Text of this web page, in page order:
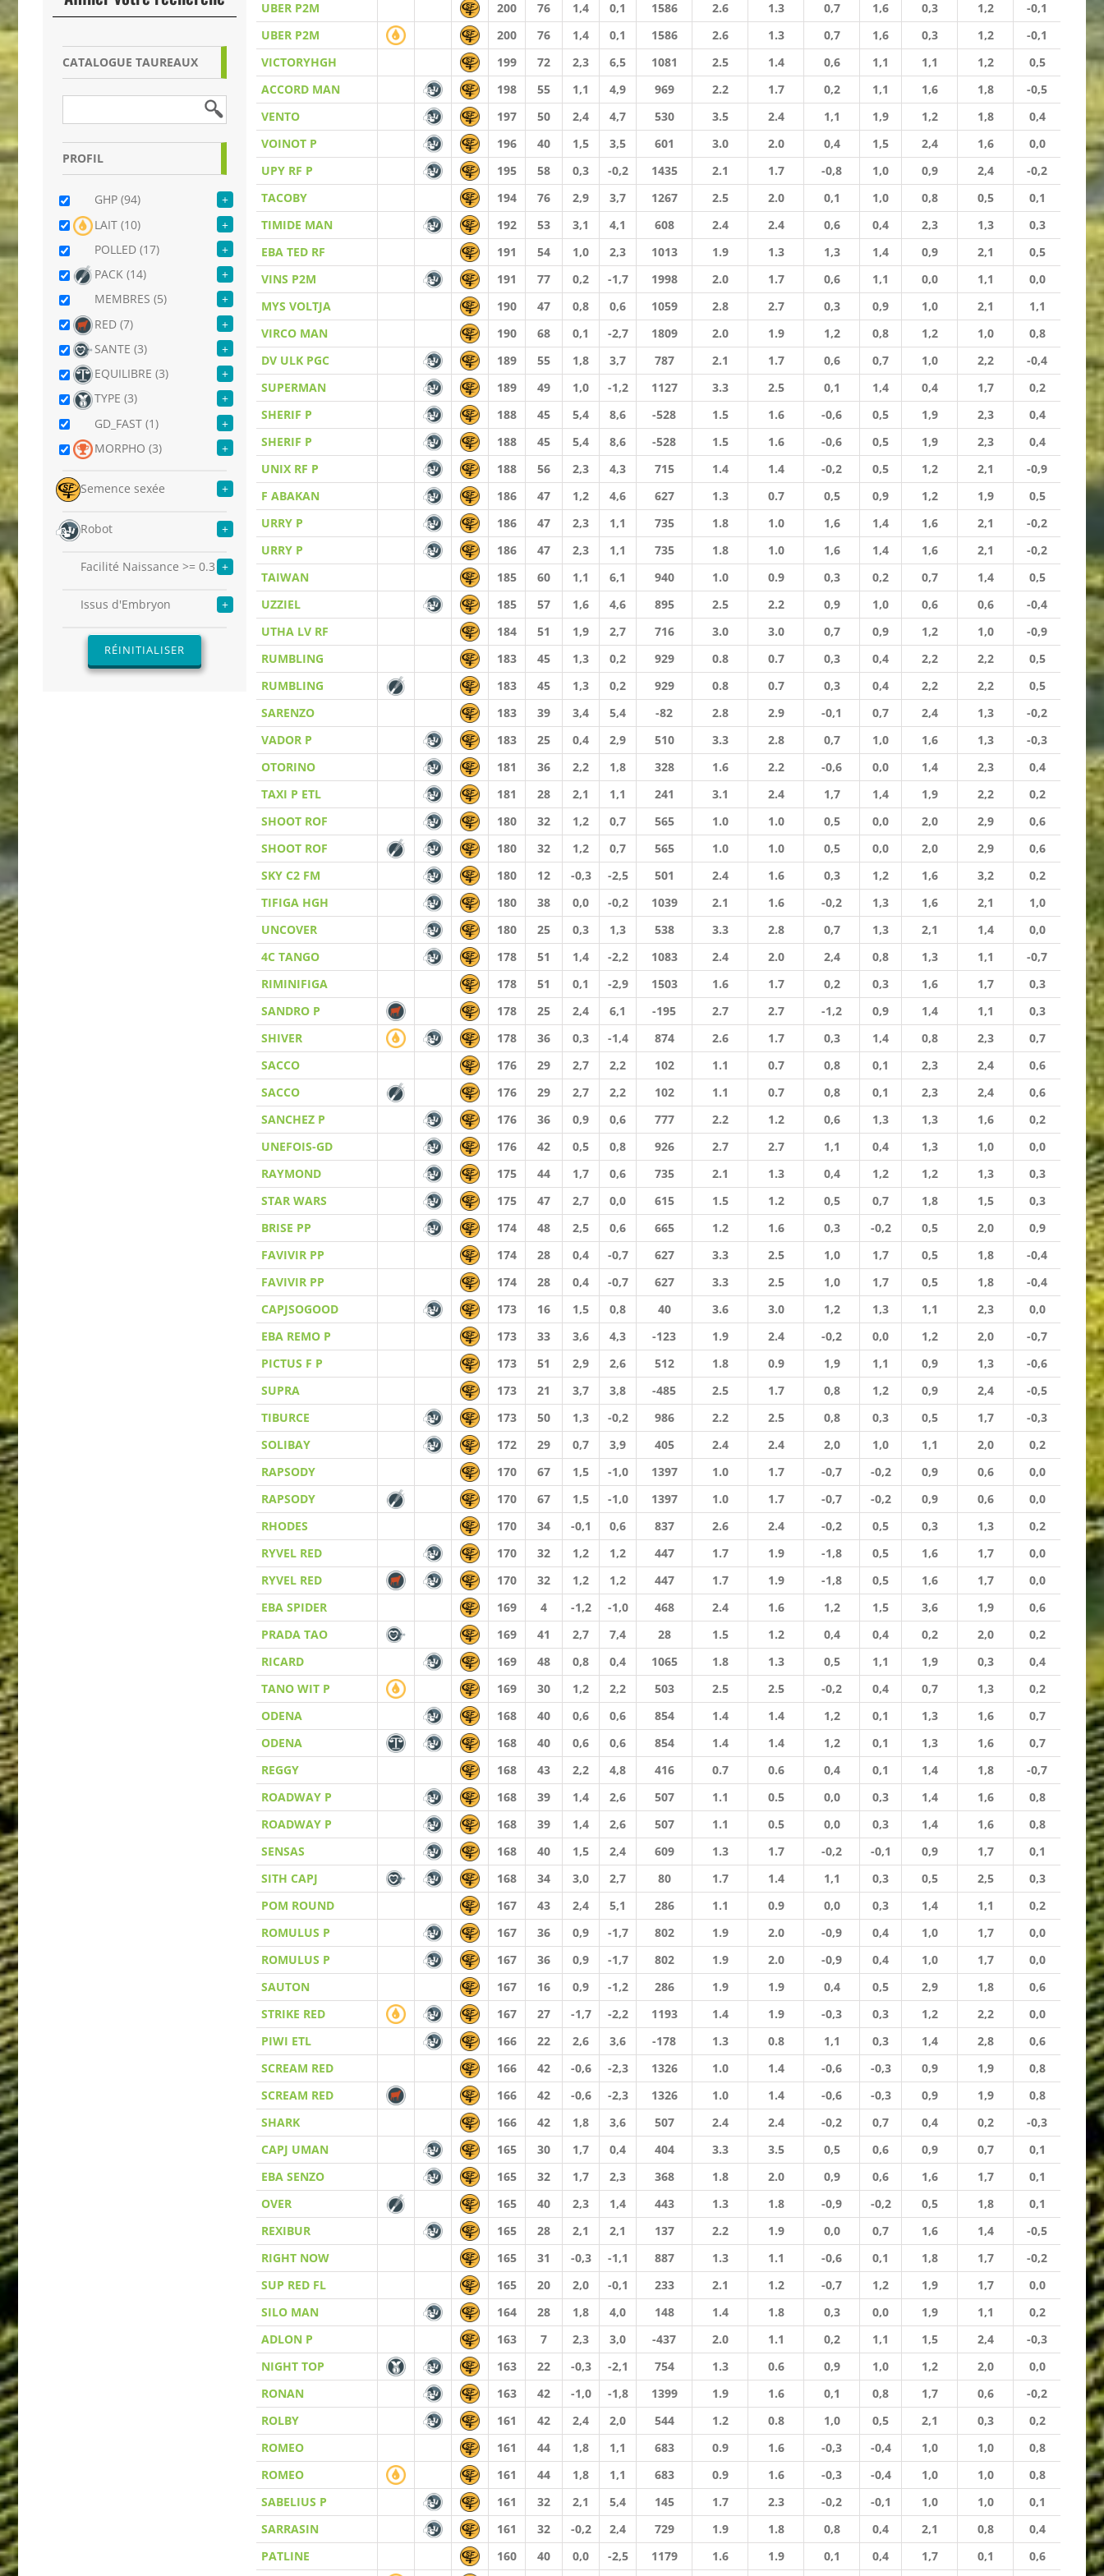
CATALOGUE TAUREAUX
PROFIL
GHP (94)
+
LAIT (10)
+
POLLED (17)
+
PACK (14)
+
MEMBRES (5)
+
RED (7)
+
SANTE (3)
+
EQUILIBRE (3)
+
TYPE (3)
+
GD_FAST (1)
+
MORPHO (3)
+
Semence sexée +
Robot +
Facilité Naissance >= 0.3 +
Issus d'Embryon +
RÉINITIALISER
UBER P2M
200 76 1,4 0,1 1586 2.6 1.3 0,7 1,6 0,3 1,2
-0,1
UBER P2M
200 76 1,4 0,1 1586 2.6 1.3 0,7 1,6 0,3 1,2
-0,1
VICTORYHGH
199 72 2,3 6,5 1081 2.5 1.4 0,6 1,1 1,1 1,2
0,5
ACCORD MAN
198 55 1,1 4,9 969 2.2 1.7 0,2 1,1 1,6 1,8
-0,5
VENTO
197 50 2,4 4,7 530 3.5 2.4 1,1 1,9 1,2 1,8
0,4
VOINOT P
196 40 1,5 3,5 601 3.0 2.0 0,4 1,5 2,4 1,6
0,0
UPY RF P
195 58 0,3 -0,2 1435 2.1 1.7 -0,8 1,0 0,9 2,4
-0,2
TACOBY
194 76 2,9 3,7 1267 2.5 2.0 0,1 1,0 0,8 0,5
0,1
TIMIDE MAN
192 53 3,1 4,1 608 2.4 2.4 0,6 0,4 2,3 1,3
0,3
EBA TED RF
191 54 1,0 2,3 1013 1.9 1.3 1,3 1,4 0,9 2,1
0,5
VINS P2M
191 77 0,2 -1,7 1998 2.0 1.7 0,6 1,1 0,0 1,1
0,0
MYS VOLTJA
190 47 0,8 0,6 1059 2.8 2.7 0,3 0,9 1,0 2,1
1,1
VIRCO MAN
190 68 0,1 -2,7 1809 2.0 1.9 1,2 0,8 1,2 1,0
0,8
DV ULK PGC
189 55 1,8 3,7 787 2.1 1.7 0,6 0,7 1,0 2,2
-0,4
SUPERMAN
189 49 1,0 -1,2 1127 3.3 2.5 0,1 1,4 0,4 1,7
0,2
SHERIF P
188 45 5,4 8,6 -528 1.5 1.6 -0,6 0,5 1,9 2,3
0,4
SHERIF P
188 45 5,4 8,6 -528 1.5 1.6 -0,6 0,5 1,9 2,3
0,4
UNIX RF P
188 56 2,3 4,3 715 1.4 1.4 -0,2 0,5 1,2 2,1
-0,9
F ABAKAN
186 47 1,2 4,6 627 1.3 0.7 0,5 0,9 1,2 1,9
0,5
URRY P
186 47 2,3 1,1 735 1.8 1.0 1,6 1,4 1,6 2,1
-0,2
URRY P
186 47 2,3 1,1 735 1.8 1.0 1,6 1,4 1,6 2,1
-0,2
TAIWAN
185 60 1,1 6,1 940 1.0 0.9 0,3 0,2 0,7 1,4
0,5
UZZIEL
185 57 1,6 4,6 895 2.5 2.2 0,9 1,0 0,6 0,6
-0,4
UTHA LV RF
184 51 1,9 2,7 716 3.0 3.0 0,7 0,9 1,2 1,0
-0,9
RUMBLING
183 45 1,3 0,2 929 0.8 0.7 0,3 0,4 2,2 2,2
0,5
RUMBLING
183 45 1,3 0,2 929 0.8 0.7 0,3 0,4 2,2 2,2
0,5
SARENZO
183 39 3,4 5,4 -82 2.8 2.9 -0,1 0,7 2,4 1,3
-0,2
VADOR P
183 25 0,4 2,9 510 3.3 2.8 0,7 1,0 1,6 1,3
-0,3
OTORINO
181 36 2,2 1,8 328 1.6 2.2 -0,6 0,0 1,4 2,3
0,4
TAXI P ETL
181 28 2,1 1,1 241 3.1 2.4 1,7 1,4 1,9 2,2
0,2
SHOOT ROF
180 32 1,2 0,7 565 1.0 1.0 0,5 0,0 2,0 2,9
0,6
SHOOT ROF
180 32 1,2 0,7 565 1.0 1.0 0,5 0,0 2,0 2,9
0,6
SKY C2 FM
180 12 -0,3 -2,5 501 2.4 1.6 0,3 1,2 1,6 3,2
0,2
TIFIGA HGH
180 38 0,0 -0,2 1039 2.1 1.6 -0,2 1,3 1,6 2,1
1,0
UNCOVER
180 25 0,3 1,3 538 3.3 2.8 0,7 1,3 2,1 1,4
0,0
4C TANGO
178 51 1,4 -2,2 1083 2.4 2.0 2,4 0,8 1,3 1,1
-0,7
RIMINIFIGA
178 51 0,1 -2,9 1503 1.6 1.7 0,2 0,3 1,6 1,7
0,3
SANDRO P
178 25 2,4 6,1 -195 2.7 2.7 -1,2 0,9 1,4 1,1
0,3
SHIVER
178 36 0,3 -1,4 874 2.6 1.7 0,3 1,4 0,8 2,3
0,7
SACCO
176 29 2,7 2,2 102 1.1 0.7 0,8 0,1 2,3 2,4
0,6
SACCO
176 29 2,7 2,2 102 1.1 0.7 0,8 0,1 2,3 2,4
0,6
SANCHEZ P
176 36 0,9 0,6 777 2.2 1.2 0,6 1,3 1,3 1,6
0,2
UNEFOIS-GD
176 42 0,5 0,8 926 2.7 2.7 1,1 0,4 1,3 1,0
0,0
RAYMOND
175 44 1,7 0,6 735 2.1 1.3 0,4 1,2 1,2 1,3
0,3
STAR WARS
175 47 2,7 0,0 615 1.5 1.2 0,5 0,7 1,8 1,5
0,3
BRISE PP
174 48 2,5 0,6 665 1.2 1.6 0,3 -0,2 0,5 2,0
0,9
FAVIVIR PP
174 28 0,4 -0,7 627 3.3 2.5 1,0 1,7 0,5 1,8
-0,4
FAVIVIR PP
174 28 0,4 -0,7 627 3.3 2.5 1,0 1,7 0,5 1,8
-0,4
CAPJSOGOOD
173 16 1,5 0,8 40 3.6 3.0 1,2 1,3 1,1 2,3
0,0
EBA REMO P
173 33 3,6 4,3 -123 1.9 2.4 -0,2 0,0 1,2 2,0
-0,7
PICTUS F P
173 51 2,9 2,6 512 1.8 0.9 1,9 1,1 0,9 1,3
-0,6
SUPRA
173 21 3,7 3,8 -485 2.5 1.7 0,8 1,2 0,9 2,4
-0,5
TIBURCE
173 50 1,3 -0,2 986 2.2 2.5 0,8 0,3 0,5 1,7
-0,3
SOLIBAY
172 29 0,7 3,9 405 2.4 2.4 2,0 1,0 1,1 2,0
0,2
RAPSODY
170 67 1,5 -1,0 1397 1.0 1.7 -0,7 -0,2 0,9 0,6
0,0
RAPSODY
170 67 1,5 -1,0 1397 1.0 1.7 -0,7 -0,2 0,9 0,6
0,0
RHODES
170 34 -0,1 0,6 837 2.6 2.4 -0,2 0,5 0,3 1,3
0,2
RYVEL RED
170 32 1,2 1,2 447 1.7 1.9 -1,8 0,5 1,6 1,7
0,0
RYVEL RED
170 32 1,2 1,2 447 1.7 1.9 -1,8 0,5 1,6 1,7
0,0
EBA SPIDER
169 4 -1,2 -1,0 468 2.4 1.6 1,2 1,5 3,6 1,9
0,6
PRADA TAO
169 41 2,7 7,4 28 1.5 1.2 0,4 0,4 0,2 2,0
0,2
RICARD
169 48 0,8 0,4 1065 1.8 1.3 0,5 1,1 1,9 0,3
0,4
TANO WIT P
169 30 1,2 2,2 503 2.5 2.5 -0,2 0,4 0,7 1,3
0,2
ODENA
168 40 0,6 0,6 854 1.4 1.4 1,2 0,1 1,3 1,6
0,7
ODENA
168 40 0,6 0,6 854 1.4 1.4 1,2 0,1 1,3 1,6
0,7
REGGY
168 43 2,2 4,8 416 0.7 0.6 0,4 0,1 1,4 1,8
-0,7
ROADWAY P
168 39 1,4 2,6 507 1.1 0.5 0,0 0,3 1,4 1,6
0,8
ROADWAY P
168 39 1,4 2,6 507 1.1 0.5 0,0 0,3 1,4 1,6
0,8
SENSAS
168 40 1,5 2,4 609 1.3 1.7 -0,2 -0,1 0,9 1,7
0,1
SITH CAPJ
168 34 3,0 2,7 80 1.7 1.4 1,1 0,3 0,5 2,5
0,3
POM ROUND
167 43 2,4 5,1 286 1.1 0.9 0,0 0,3 1,4 1,1
0,2
ROMULUS P
167 36 0,9 -1,7 802 1.9 2.0 -0,9 0,4 1,0 1,7
0,0
ROMULUS P
167 36 0,9 -1,7 802 1.9 2.0 -0,9 0,4 1,0 1,7
0,0
SAUTON
167 16 0,9 -1,2 286 1.9 1.9 0,4 0,5 2,9 1,8
0,6
STRIKE RED
167 27 -1,7 -2,2 1193 1.4 1.9 -0,3 0,3 1,2 2,2
0,0
PIWI ETL
166 22 2,6 3,6 -178 1.3 0.8 1,1 0,3 1,4 2,8
0,6
SCREAM RED
166 42 -0,6 -2,3 1326 1.0 1.4 -0,6 -0,3 0,9 1,9
0,8
SCREAM RED
166 42 -0,6 -2,3 1326 1.0 1.4 -0,6 -0,3 0,9 1,9
0,8
SHARK
166 42 1,8 3,6 507 2.4 2.4 -0,2 0,7 0,4 0,2
-0,3
CAPJ UMAN
165 30 1,7 0,4 404 3.3 3.5 0,5 0,6 0,9 0,7
0,1
EBA SENZO
165 32 1,7 2,3 368 1.8 2.0 0,9 0,6 1,6 1,7
0,1
OVER
165 40 2,3 1,4 443 1.3 1.8 -0,9 -0,2 0,5 1,8
0,1
REXIBUR
165 28 2,1 2,1 137 2.2 1.9 0,0 0,7 1,6 1,4
-0,5
RIGHT NOW
165 31 -0,3 -1,1 887 1.3 1.1 -0,6 0,1 1,8 1,7
-0,2
SUP RED FL
165 20 2,0 -0,1 233 2.1 1.2 -0,7 1,2 1,9 1,7
0,0
SILO MAN
164 28 1,8 4,0 148 1.4 1.8 0,3 0,0 1,9 1,1
0,2
ADLON P
163 7 2,3 3,0 -437 2.0 1.1 0,2 1,1 1,5 2,4
-0,3
NIGHT TOP
163 22 -0,3 -2,1 754 1.3 0.6 0,9 1,0 1,2 2,0
0,0
RONAN
163 42 -1,0 -1,8 1399 1.9 1.6 0,1 0,8 1,7 0,6
-0,2
ROLBY
161 42 2,4 2,0 544 1.2 0.8 1,0 0,5 2,1 0,3
0,2
ROMEO
161 44 1,8 1,1 683 0.9 1.6 -0,3 -0,4 1,0 1,0
0,8
ROMEO
161 44 1,8 1,1 683 0.9 1.6 -0,3 -0,4 1,0 1,0
0,8
SABELIUS P
161 32 2,1 5,4 145 1.7 2.3 -0,2 -0,1 1,0 1,0
0,1
SARRASIN
161 32 -0,2 2,4 729 1.9 1.8 0,8 0,4 2,1 0,8
0,4
PATLINE
160 40 0,0 -2,5 1179 1.6 1.9 0,1 0,4 1,7 0,1
0,6